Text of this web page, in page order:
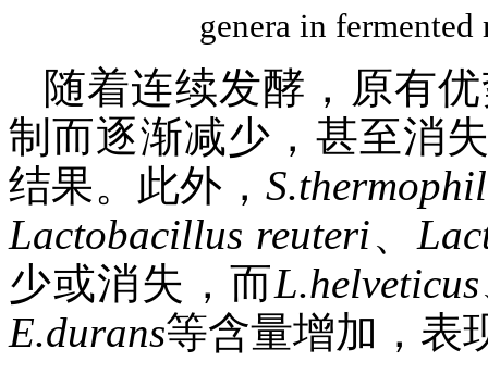
genera in
随着连续发酵，原有
制而逐渐减少，甚至消
结果。此外，
Lactobacillus reuteri、
少或消失，而L.helveticus
E.durans等含量增加，表